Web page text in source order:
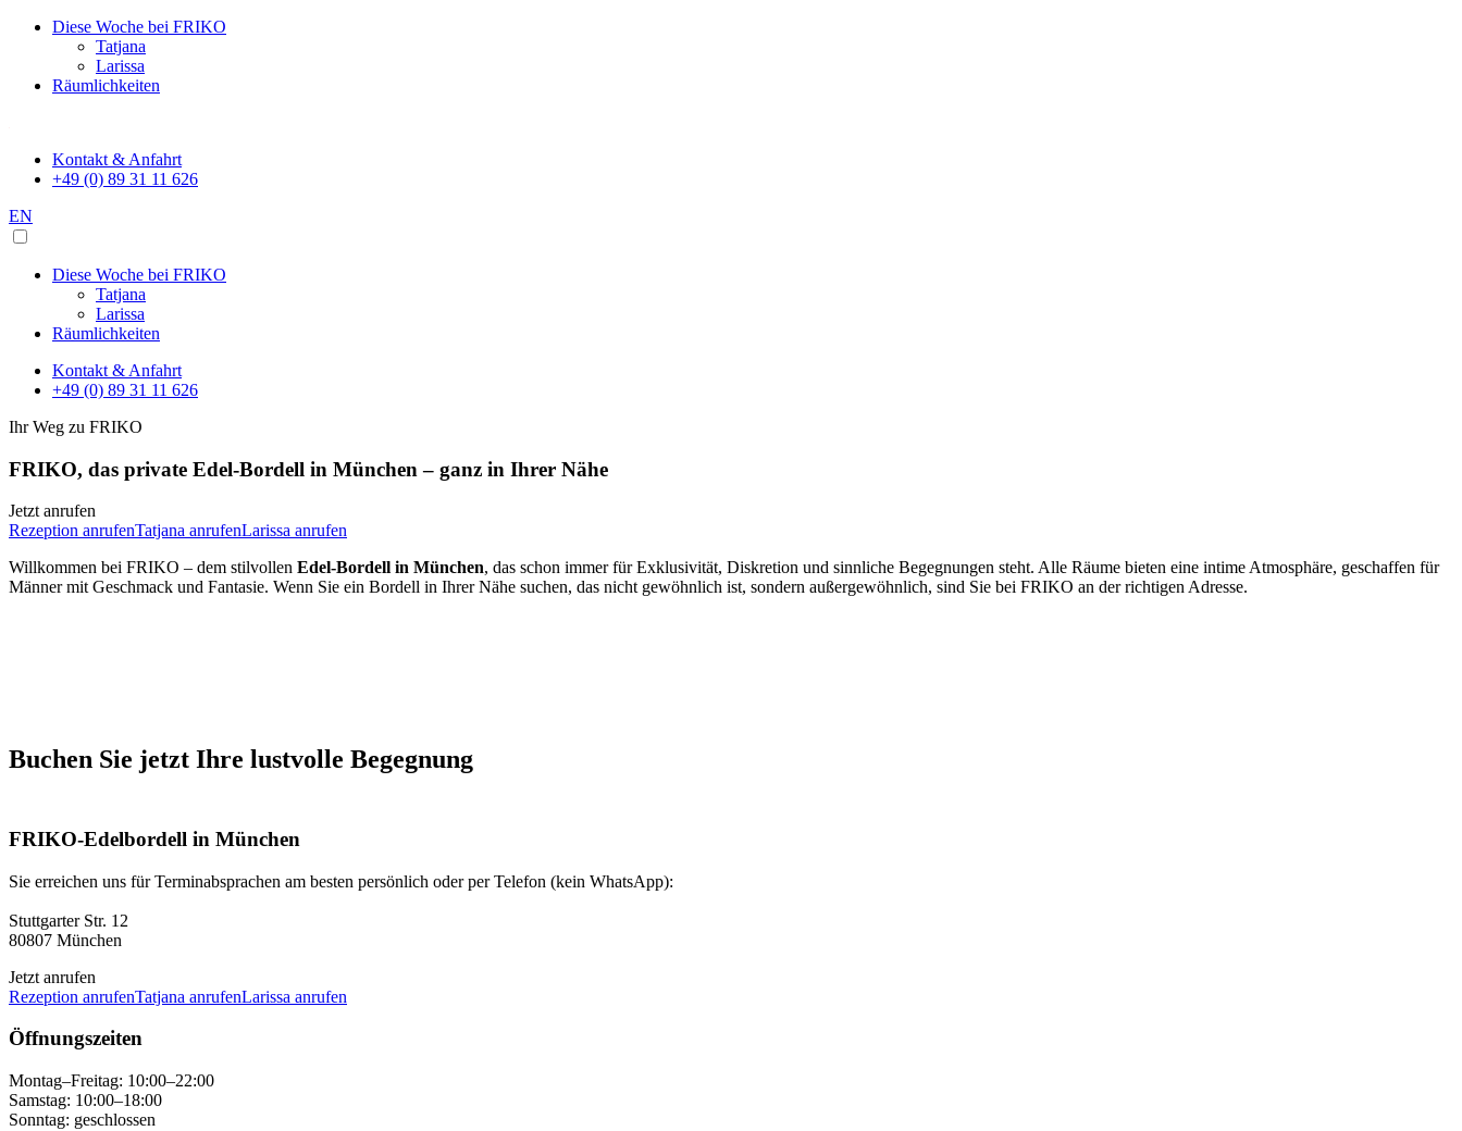
Diese Woche bei FRIKO
Tatjana
Larissa
Räumlichkeiten
Kontakt & Anfahrt
+49 (0) 89 31 11 626
EN
Diese Woche bei FRIKO
Tatjana
Larissa
Räumlichkeiten
Kontakt & Anfahrt
+49 (0) 89 31 11 626
Ihr Weg zu FRIKO
FRIKO, das private Edel-Bordell in München – ganz in Ihrer Nähe
Jetzt anrufen
Rezeption anrufenTatjana anrufenLarissa anrufen
Willkommen bei FRIKO – dem stilvollen Edel-Bordell in München, das schon immer für Exklusivität, Diskretion und sinnliche Begegnungen steht. Alle Räume bieten eine intime Atmosphäre, geschaffen für
Männer mit Geschmack und Fantasie. Wenn Sie ein Bordell in Ihrer Nähe suchen, das nicht gewöhnlich ist, sondern außergewöhnlich, sind Sie bei FRIKO an der richtigen Adresse.
Buchen Sie jetzt Ihre lustvolle Begegnung
FRIKO-Edelbordell in München
Sie erreichen uns für Terminabsprachen am besten persönlich oder per Telefon (kein WhatsApp):
Stuttgarter Str. 12
80807 München
Jetzt anrufen
Rezeption anrufenTatjana anrufenLarissa anrufen
Öffnungszeiten
Montag–Freitag: 10:00–22:00
Samstag: 10:00–18:00
Sonntag: geschlossen